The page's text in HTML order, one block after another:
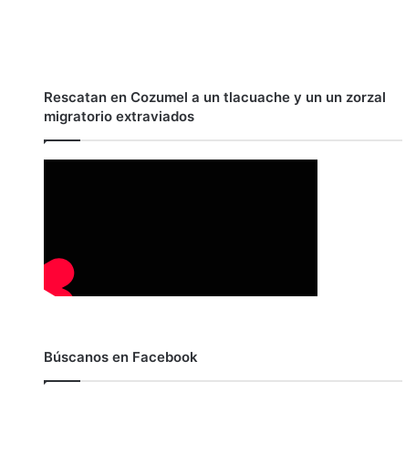
Rescatan en Cozumel a un tlacuache y un un zorzal
migratorio extraviados
Búscanos en Facebook